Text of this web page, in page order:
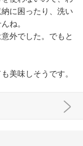
に困ったり、洗い
ね。
外でした。でもと
美味しそうです。